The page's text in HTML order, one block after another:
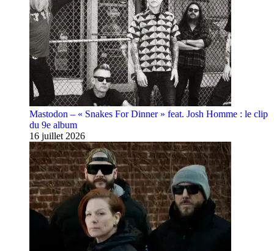
Mastodon – « Snakes For Dinner » feat. Josh Homme : le clip
du 9e album
16 juillet 2026